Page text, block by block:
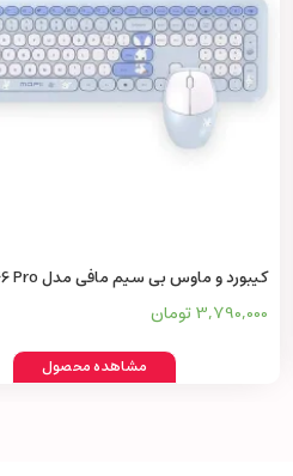
کیبورد و ماوس بی سیم مافی مدل Mofii 666 Pro
3,790,000 تومان
مشاهده محصول